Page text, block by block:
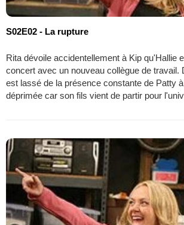
S02E02 - La rupture
Rita dévoile accidentellement à Kip qu'Hallie
concert avec un nouveau collègue de travail.
est lassé de la présence constante de Patty
déprimée car son fils vient de partir pour